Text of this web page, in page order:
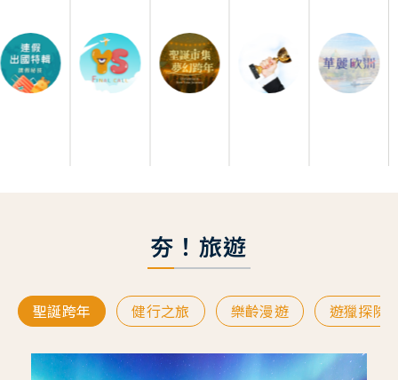
夯！旅遊
聖誕跨年 健行之旅 樂齡漫遊 遊獵探險